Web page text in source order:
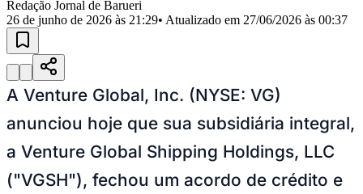
MilitarItapeviJandiraJardim Audir Jardim BelvalJardim
CalifórniaJardim dos AltosJardim dos Camargos Jardim
Esperança
JulioJardim Líbano
MutingaJardim Paraíso
Luís Jardim São Pedro Jardim São SilvestreJardim Silveira
TupãJardim TupanciMutinga Nova AldeinhaOsascoParque dos
Parque Imperial Parque Santa Luzia Parque Viana Pirapora
do Bom JesusRecanto PhrynéaSantana de
Parnaíba
Silveira Tamboré Vale do SolVila Barros Vila Boa VistaVila
do CondeVila Engenho NovoVila Márcia Vila Nossa Sra. da
EscadaVila PortoVotupoca
Para Sua Empresa
Redação Jornal de Barueri
26 de junho de 2026 às 21:29• Atualizado em 27/06/2026 às 00:37
A Venture Global, Inc. (NYSE: VG)
anunciou hoje que sua subsidiária integral,
a Venture Global Shipping Holdings, LLC
("VGSH"), fechou um acordo de crédito e